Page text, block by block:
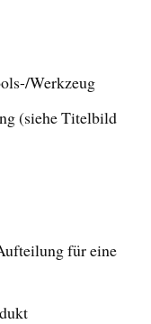
Werkzeug
(siehe Titelbild
für eine